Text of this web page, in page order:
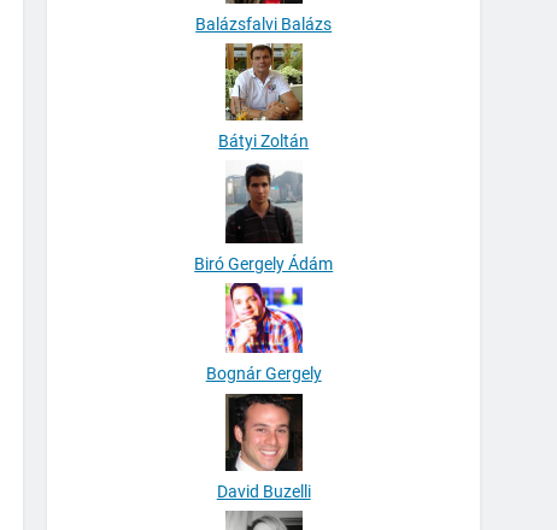
Balázsfalvi Balázs
Bátyi Zoltán
Biró Gergely Ádám
Bognár Gergely
David Buzelli